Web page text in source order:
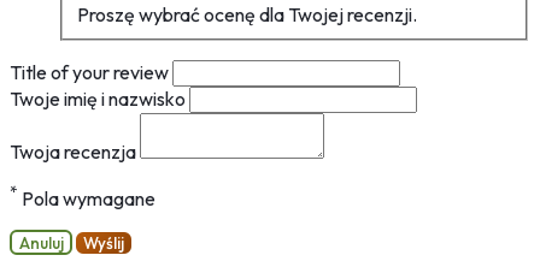
Proszę wybrać ocenę dla Twojej recenzji.
Title of your review
Twoje imię i nazwisko
Twoja recenzja
* Pola wymagane
Anuluj Wyślij